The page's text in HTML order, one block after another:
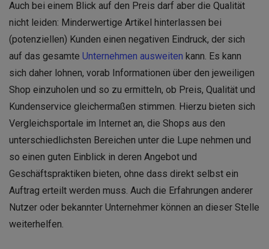
Auch bei einem Blick auf den Preis darf aber die Qualität
nicht leiden: Minderwertige Artikel hinterlassen bei
(potenziellen) Kunden einen negativen Eindruck, der sich
auf das gesamte Unternehmen ausweiten kann. Es kann
sich daher lohnen, vorab Informationen über den jeweiligen
Shop einzuholen und so zu ermitteln, ob Preis, Qualität und
Kundenservice gleichermaßen stimmen. Hierzu bieten sich
Vergleichsportale im Internet an, die Shops aus den
unterschiedlichsten Bereichen unter die Lupe nehmen und
so einen guten Einblick in deren Angebot und
Geschäftspraktiken bieten, ohne dass direkt selbst ein
Auftrag erteilt werden muss. Auch die Erfahrungen anderer
Nutzer oder bekannter Unternehmer können an dieser Stelle
weiterhelfen.